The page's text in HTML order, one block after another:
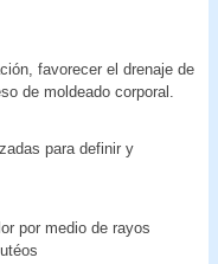
favorecer el drenaje de
de moldeado corporal.
para definir y
por medio de rayos